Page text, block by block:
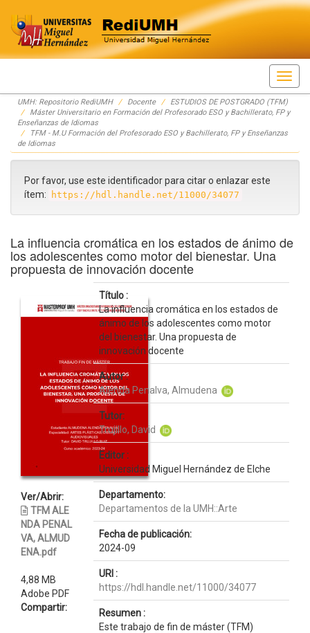
Skip
navigation
UMH: Repositorio RediUMH Docente
ESTUDIOS DE POSTGRADO (TFM)
Máster Universitario en Formación del Profesorado ESO y Bachillerato, FP y
Enseñanzas de Idiomas
TFM - M.U Formación del Profesorado ESO y Bachillerato, FP y Enseñanzas
de Idiomas
Por favor, use este identificador para citar o enlazar este
ítem:
https://hdl.handle.net/11000/34077
La influencia cromática en los estados de ánimo de
los adolescentes como motor del bienestar. Una
propuesta de innovación docente
Ver/Abrir:
TFM ALE
NDA PENAL
VA, ALMUD
ENA.pdf
4,88 MB
Adobe PDF
Compartir:
Título :
La influencia cromática en los estados de
ánimo de los adolescentes como motor
del bienestar. Una propuesta de
innovación docente
Autor :
Alenda Penalva, Almudena
Tutor:
Trujillo, David
Editor :
Universidad Miguel Hernández de Elche
Departamento:
Departamentos de la UMH::Arte
Fecha de publicación:
2024-09
URI :
https://hdl.handle.net/11000/34077
Resumen :
Este trabajo de fin de máster (TFM)